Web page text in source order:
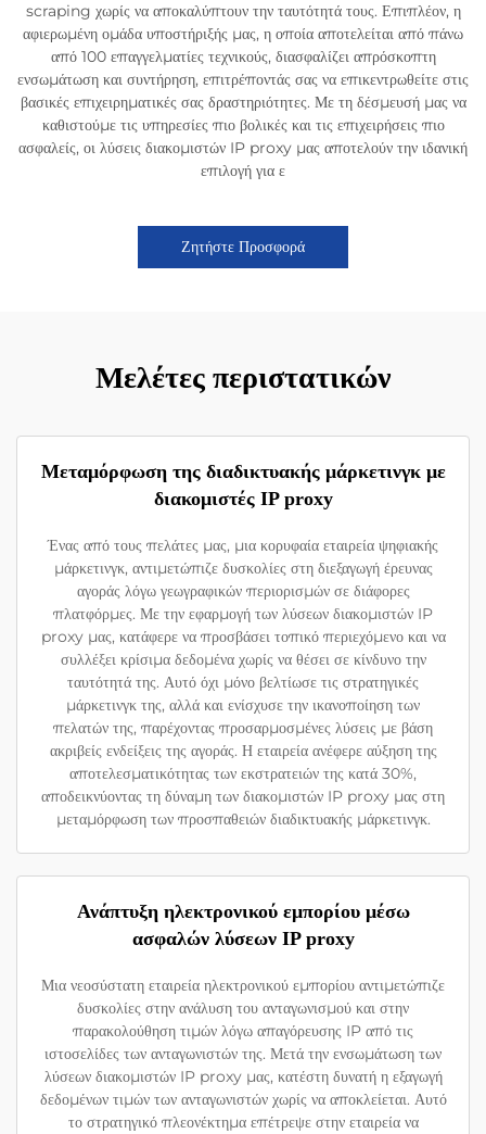
scraping χωρίς να αποκαλύπτουν την ταυτότητά τους. Επιπλέον, η
αφιερωμένη ομάδα υποστήριξής μας, η οποία αποτελείται από πάνω
από 100 επαγγελματίες τεχνικούς, διασφαλίζει απρόσκοπτη
ενσωμάτωση και συντήρηση, επιτρέποντάς σας να επικεντρωθείτε στις
βασικές επιχειρηματικές σας δραστηριότητες. Με τη δέσμευσή μας να
καθιστούμε τις υπηρεσίες πιο βολικές και τις επιχειρήσεις πιο
ασφαλείς, οι λύσεις διακομιστών IP proxy μας αποτελούν την ιδανική
επιλογή για ε
Ζητήστε Προσφορά
Μελέτες περιστατικών
Μεταμόρφωση της διαδικτυακής μάρκετινγκ με
διακομιστές IP proxy
Ένας από τους πελάτες μας, μια κορυφαία εταιρεία ψηφιακής
μάρκετινγκ, αντιμετώπιζε δυσκολίες στη διεξαγωγή έρευνας
αγοράς λόγω γεωγραφικών περιορισμών σε διάφορες
πλατφόρμες. Με την εφαρμογή των λύσεων διακομιστών IP
proxy μας, κατάφερε να προσβάσει τοπικό περιεχόμενο και να
συλλέξει κρίσιμα δεδομένα χωρίς να θέσει σε κίνδυνο την
ταυτότητά της. Αυτό όχι μόνο βελτίωσε τις στρατηγικές
μάρκετινγκ της, αλλά και ενίσχυσε την ικανοποίηση των
πελατών της, παρέχοντας προσαρμοσμένες λύσεις με βάση
ακριβείς ενδείξεις της αγοράς. Η εταιρεία ανέφερε αύξηση της
αποτελεσματικότητας των εκστρατειών της κατά 30%,
αποδεικνύοντας τη δύναμη των διακομιστών IP proxy μας στη
μεταμόρφωση των προσπαθειών διαδικτυακής μάρκετινγκ.
Ανάπτυξη ηλεκτρονικού εμπορίου μέσω
ασφαλών λύσεων IP proxy
Μια νεοσύστατη εταιρεία ηλεκτρονικού εμπορίου αντιμετώπιζε
δυσκολίες στην ανάλυση του ανταγωνισμού και στην
παρακολούθηση τιμών λόγω απαγόρευσης IP από τις
ιστοσελίδες των ανταγωνιστών της. Μετά την ενσωμάτωση των
λύσεων διακομιστών IP proxy μας, κατέστη δυνατή η εξαγωγή
δεδομένων τιμών των ανταγωνιστών χωρίς να αποκλείεται. Αυτό
το στρατηγικό πλεονέκτημα επέτρεψε στην εταιρεία να